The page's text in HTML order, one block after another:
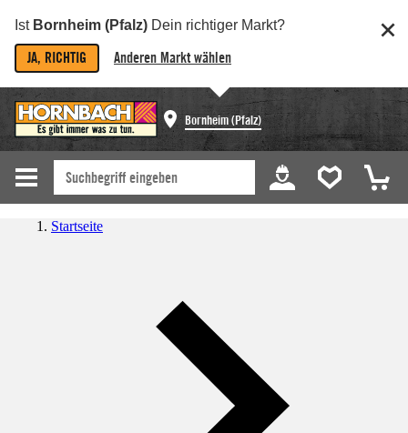
Ist Bornheim (Pfalz) Dein richtiger Markt?
JA, RICHTIG Anderen Markt wählen
Bornheim (Pfalz)
Startseite